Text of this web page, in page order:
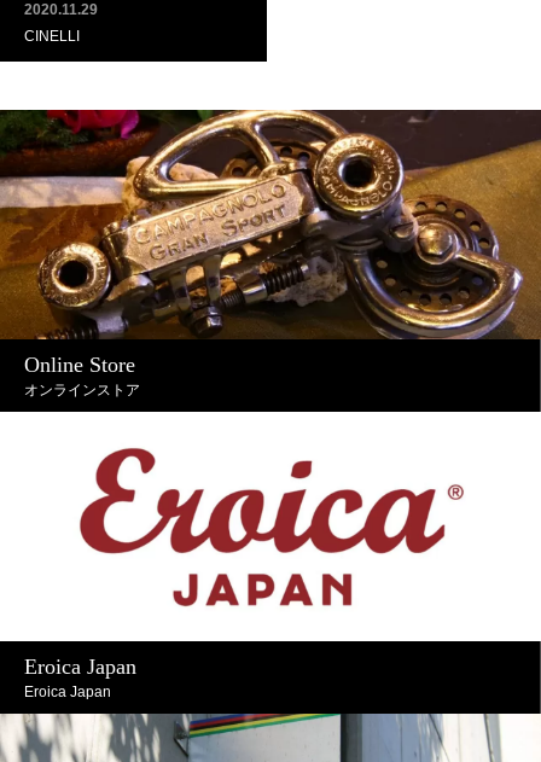
2020.11.29
CINELLI
Online Store
オンラインストア
Eroica Japan
Eroica Japan